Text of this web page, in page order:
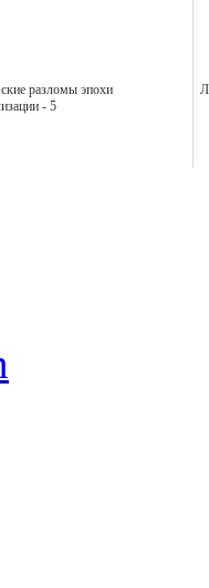
разломы эпохи
- 5